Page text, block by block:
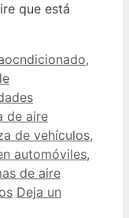
que está
,
de aire
de vehículos,
automóviles,
de aire
Deja un